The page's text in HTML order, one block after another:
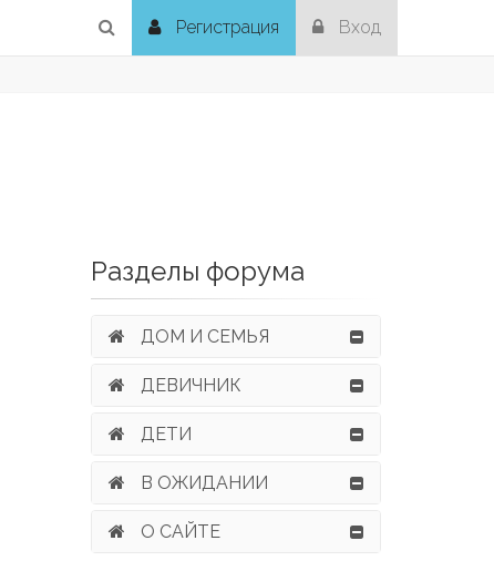
Регистрация Вход
Разделы форума
ДОМ И СЕМЬЯ
ДЕВИЧНИК
ДЕТИ
В ОЖИДАНИИ
О САЙТЕ